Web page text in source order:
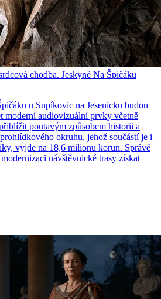
chodba. Jeskyně Na Špičáku
u Supíkovic na Jesenicku budou
moderní audiovizuální prvky včetně
poutavým způsobem historii a
okruhu, jehož součástí je i
vyjde na 18,6 milionu korun. Správě
návštěvnické trasy získat